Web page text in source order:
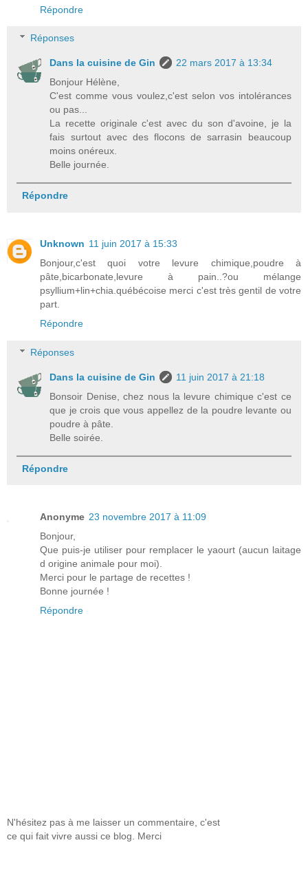
Répondre
Réponses
Dans la cuisine de Gin
22 mars 2017 à 13:34
Bonjour Hélène,
C'est comme vous voulez,c'est selon vos intolérances
ou pas...
La recette originale c'est avec du son d'avoine, je la
fais surtout avec des flocons de sarrasin beaucoup
moins onéreux.
Belle journée.
Répondre
Unknown 11 juin 2017 à 15:33
Bonjour,c'est quoi votre levure chimique,poudre à
pâte,bicarbonate,levure à pain..?ou mélange
psyllium+lin+chia.québécoise merci c'est très gentil de votre
part.
Répondre
Réponses
Dans la cuisine de Gin
11 juin 2017 à 21:18
Bonsoir Denise, chez nous la levure chimique c'est ce
que je crois que vous appellez de la poudre levante ou
poudre à pâte.
Belle soirée.
Répondre
Anonyme 23 novembre 2017 à 11:09
Bonjour,
Que puis-je utiliser pour remplacer le yaourt (aucun laitage
d origine animale pour moi).
Merci pour le partage de recettes !
Bonne journée !
Répondre
N'hésitez pas à me laisser un commentaire, c'est
ce qui fait vivre aussi ce blog. Merci